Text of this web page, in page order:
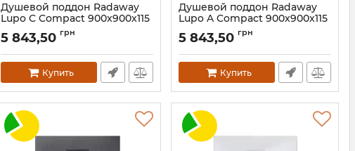
Душевой поддон Radaway
Lupo C Compact 900x900x115
Артикул: LUC9090115-05
5 843,50 грн
Купить
Душевой поддон Radaway
Lupo A Compact 900x900x115
Артикул: LUA9090115-05
5 843,50 грн
Купить